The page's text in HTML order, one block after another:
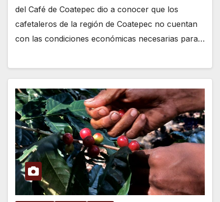
del Café de Coatepec dio a conocer que los
cafetaleros de la región de Coatepec no cuentan
con las condiciones económicas necesarias para…